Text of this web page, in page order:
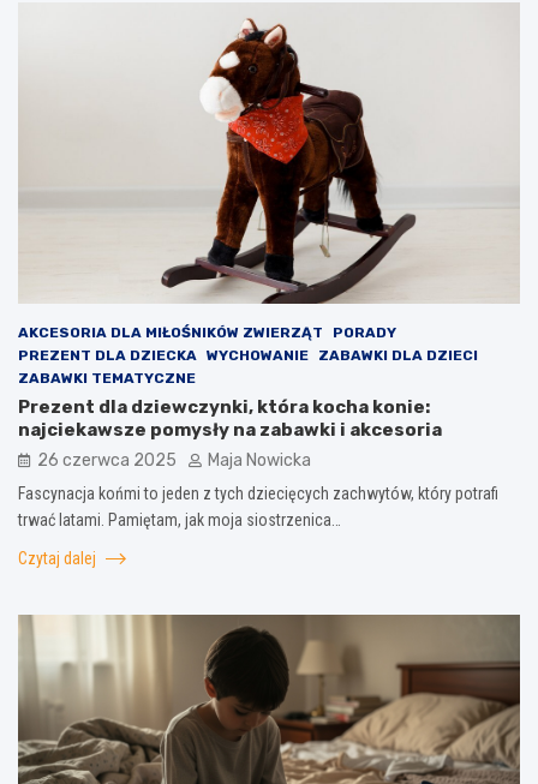
AKCESORIA DLA MIŁOŚNIKÓW ZWIERZĄT
PORADY
PREZENT DLA DZIECKA
WYCHOWANIE
ZABAWKI DLA DZIECI
ZABAWKI TEMATYCZNE
Prezent dla dziewczynki, która kocha konie:
najciekawsze pomysły na zabawki i akcesoria
26 czerwca 2025 Maja Nowicka
Fascynacja końmi to jeden z tych dziecięcych zachwytów, który potrafi
trwać latami. Pamiętam, jak moja siostrzenica…
Czytaj dalej